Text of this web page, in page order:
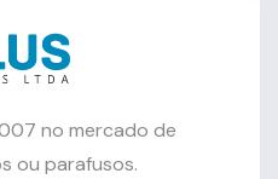
no mercado de
ou parafusos.